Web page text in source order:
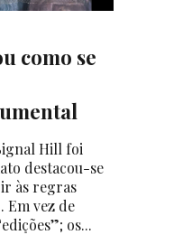
como se
Hill foi
destacou-se
às regras
Em vez de
os...